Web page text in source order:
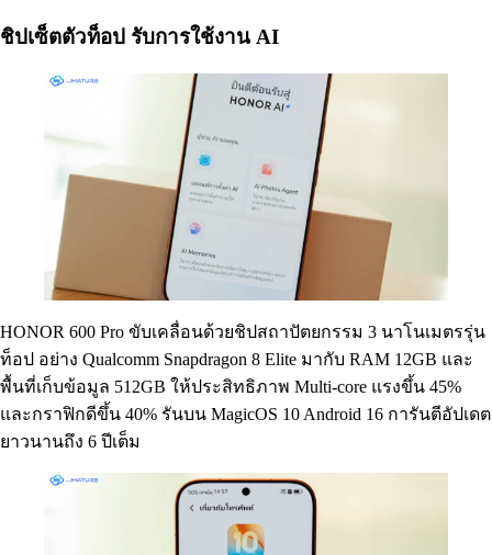
ชิปเซ็ตตัวท็อป รับการใช้งาน AI
HONOR 600 Pro ขับเคลื่อนด้วยชิปสถาปัตยกรรม 3 นาโนเมตรรุ่น
ท็อป อย่าง Qualcomm Snapdragon 8 Elite มากับ RAM 12GB และ
พื้นที่เก็บข้อมูล 512GB ให้ประสิทธิภาพ Multi-core แรงขึ้น 45%
และกราฟิกดีขึ้น 40% รันบน MagicOS 10 Android 16 การันตีอัปเดต
ยาวนานถึง 6 ปีเต็ม